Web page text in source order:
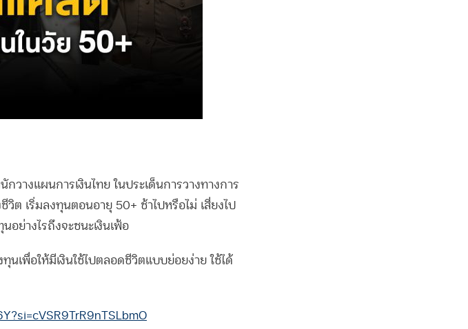
างแผนการเงินไทย ในประเด็นการวางทางการ
วิต เริ่มลงทุนตอนอายุ 50+ ช้าไปหรือไม่ เสี่ยงไป
อย่างไรถึงจะชนะเงินเฟ้อ
เพื่อให้มีเงินใช้ไปตลอดชีวิตแบบย่อยง่าย ใช้ได้